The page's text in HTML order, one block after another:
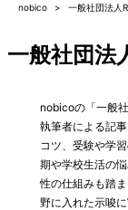
nobico 一般社団法人
一般社団法
nobicoの「一般
執筆者による記
コツ、受験や学
期や学校生活の
性の仕組みも踏
野に入れた示唆